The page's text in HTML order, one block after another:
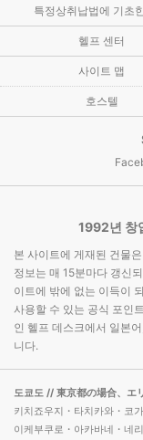
특정상취납법에 기초
헬프 센터
사이트 맵
호스텔
1992년 창
본 사이트에 게재된 건물
정보는 매 15분마다 갱신
이트에 밖에 없는 이득이
사용할 수 있는 공식 포인
인 헬프 데스크에서 일본
니다.
도쿄도 // 東京都の場合、エ
키치죠우지・타치카와・코
이케부쿠로・아카바네・네